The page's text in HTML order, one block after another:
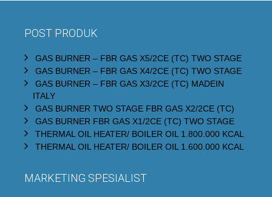
POST PRODUK
GAS BURNER – FBR GAS X5/2CE (TC) TWO STAGE
GAS BURNER – FBR GAS X4/2CE (TC) TWO STAGE
GAS BURNER – FBR GAS X3/2CE (TC) MADEIN
ITALY
GAS BURNER TWO STAGE FBR GAS X2/2CE (TC)
GAS BURNER FBR GAS X1/2CE (TC) TWO STAGE
THERMAL OIL HEATER/ BOILER OIL 1.800.000 KCAL
THERMAL OIL HEATER/ BOILER OIL 1.600.000 KCAL
MARKETING SPESIALIST